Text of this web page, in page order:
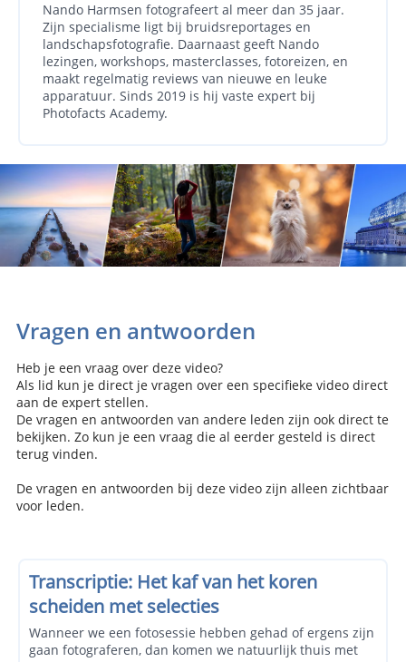
Nando Harmsen fotografeert al meer dan 35 jaar.
Zijn specialisme ligt bij bruidsreportages en
landschapsfotografie. Daarnaast geeft Nando
lezingen, workshops, masterclasses, fotoreizen, en
maakt regelmatig reviews van nieuwe en leuke
apparatuur. Sinds 2019 is hij vaste expert bij
Photofacts Academy.
Vragen en antwoorden
Heb je een vraag over deze video?
Als lid kun je direct je vragen over een specifieke video direct
aan de expert stellen.
De vragen en antwoorden van andere leden zijn ook direct te
bekijken. Zo kun je een vraag die al eerder gesteld is direct
terug vinden.
De vragen en antwoorden bij deze video zijn alleen zichtbaar
voor leden.
Transcriptie: Het kaf van het koren
scheiden met selecties
Wanneer we een fotosessie hebben gehad of ergens zijn
gaan fotograferen, dan komen we natuurlijk thuis met